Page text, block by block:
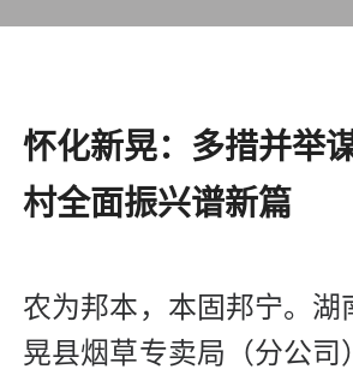
怀化新晃：多措并举
村全面振兴谱新篇
农为邦本，本固邦宁。湖
晃县烟草专卖局（分公司